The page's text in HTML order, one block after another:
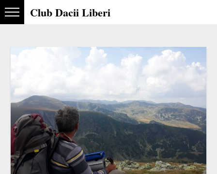
Club Dacii Liberi